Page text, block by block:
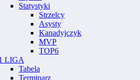
Statystyki
Strzelcy
Asysty
Kanadyjczyk
MVP
TOP6
LIGA
Tabela
Terminarz